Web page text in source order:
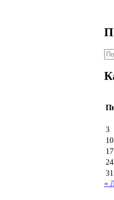
3
10
17
24
31
«